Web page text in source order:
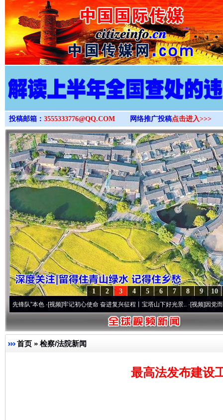
>
投稿邮箱： 3555333776@QQ.COM 网络推广投稿点击进入>>>
10
9
8
7
6
5
4
3
2
1
本色·[视频]牢记初心使命 奋进复兴征程丨宝塔山下好光景..·[视频]因党而生 为党而
首页 » 检察/法院新闻
最高法发布建设